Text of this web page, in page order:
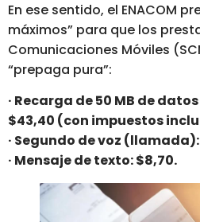
En ese sentido, el ENACOM
máximos” para que los
Comunicaciones Móviles
“prepaga pura”:
· Recarga de 50 MB de
$43,40 (con impuestos
· Segundo de voz
· Mensaje de texto: $8,70.